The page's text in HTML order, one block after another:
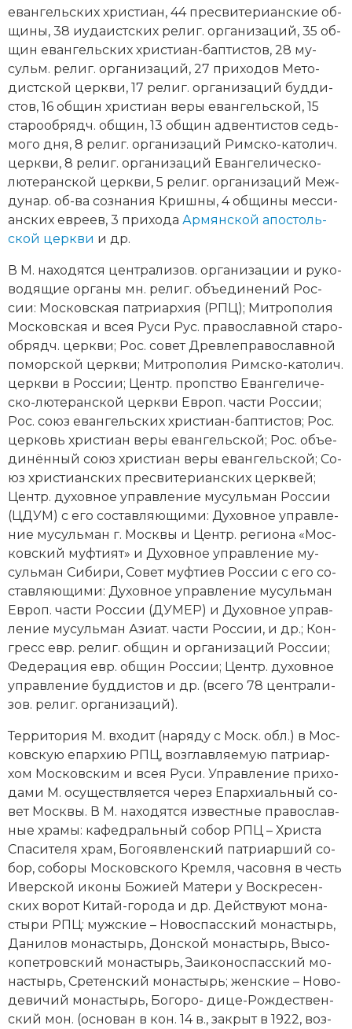
еван­гель­ских хри­сти­ан, 44 пре­сви­те­ри­ан­ские об­
щи­ны, 38 иуда­ист­ских ре­лиг. ор­га­ни­за­ций, 35 об­
щин еван­гель­ских хри­сти­ан-бап­ти­стов, 28 му­
сульм. ре­лиг. ор­га­ни­за­ций, 27 при­хо­дов Ме­то­
дист­ской церк­ви, 17 ре­лиг. ор­га­ни­за­ций буд­ди­
стов, 16 об­щин хри­сти­ан ве­ры еван­гель­ской, 15
ста­ро­об­рядч. об­щин, 13 об­щин ад­вен­ти­стов седь­
мо­го дня, 8 ре­лиг. ор­га­ни­за­ций Рим­ско-ка­то­лич.
церк­ви, 8 ре­лиг. ор­га­ни­за­ций Еван­ге­ли­чес­ко-
лю­те­ран­ской церк­ви, 5 ре­лиг. ор­га­ни­за­ций Меж­
ду­нар. об-ва со­зна­ния Криш­ны, 4 об­щи­ны мес­си­
ан­ских ев­ре­ев, 3 при­хо­да Ар­мян­ской апос­толь­
ской церк­ви и др.
В М. на­хо­дят­ся цен­тра­ли­зов. ор­га­ни­за­ции и ру­ко­
во­дя­щие ор­га­ны мн. ре­лиг. объ­е­ди­не­ний Рос­
сии: Мо­с­ков­ская пат­ри­ар­хия (РПЦ); Ми­тро­по­лия
Мо­с­ков­ская и всея Ру­си Рус. пра­во­слав­ной ста­ро­
об­рядч. церк­ви; Рос. со­вет Древ­ле­пра­во­слав­ной
по­мор­ской церк­ви; Ми­тро­по­лия Рим­ско-ка­то­лич.
церк­ви в Рос­сии; Центр. про­пство Еван­ге­ли­че­
ско-лю­те­ран­ской церк­ви Ев­роп. час­ти Рос­сии;
Рос. со­юз еван­гель­ских хри­сти­ан-бап­ти­стов; Рос.
цер­ковь хри­сти­ан ве­ры еван­гель­ской; Рос. объ­е­
ди­нён­ный со­юз хри­сти­ан ве­ры еван­гель­ской; Со­
юз хри­сти­ан­ских пре­сви­те­ри­ан­ских церк­вей;
Центр. ду­хов­ное уп­рав­ле­ние му­суль­ман Рос­сии
(ЦДУМ) с его со­став­ляю­щи­ми: Ду­хов­ное уп­рав­ле­
ние му­суль­ман г. Мо­ск­вы и Центр. ре­гио­на «Мос­
ков­ский муф­ти­ят» и Ду­хов­ное уп­рав­ле­ние му­
суль­ман Си­би­ри, Со­вет муф­ти­ев Рос­сии с его со­
став­ляю­щи­ми: Ду­хов­ное уп­рав­ле­ние му­суль­ман
Ев­роп. ча­сти Рос­сии (ДУМЕР) и Ду­хов­ное уп­рав­
ле­ние му­суль­ман Азиат. ча­сти Рос­сии, и др.; Кон­
гресс евр. ре­лиг. об­щин и ор­га­ни­за­ций Рос­сии;
Фе­де­ра­ция евр. об­щин Рос­сии; Центр. ду­хов­ное
управ­ле­ние буд­ди­стов и др. (все­го 78 цен­тра­ли­
зов. ре­лиг. ор­га­ни­за­ций).
Тер­ри­то­рия М. вхо­дит (на­ря­ду с Моск. обл.) в Мо­с­
ков­скую епар­хию РПЦ, воз­глав­ляе­мую пат­ри­ар­
хом Мо­с­ков­ским и всея Ру­си. Управ­ле­ние при­хо­
да­ми М. осу­ще­ст­в­ля­ет­ся че­рез Епар­хи­аль­ный со­
вет Мо­ск­вы. В М. на­хо­дят­ся из­вест­ные пра­во­слав­
ные хра­мы: ка­фед­раль­ный со­бор РПЦ – Хри­ста
Спа­си­те­ля храм, Бо­го­яв­лен­ский пат­ри­ар­ший со­
бор, со­бо­ры Мо­с­ков­ско­го Крем­ля, ча­сов­ня в честь
Ивер­ской ико­ны Бо­жи­ей Ма­те­ри у Вос­кре­сен­
ских во­рот Ки­тай-го­ро­да и др. Дей­ст­ву­ют мо­на­
сты­ри РПЦ: муж­ские – Но­во­спас­ский мо­на­стырь,
Да­ни­лов мо­на­стырь, Дон­ской мо­на­стырь, Вы­со­
ко­пет­ров­ский мо­на­стырь, Заи­ко­нос­пас­ский мо­
на­стырь, Сре­тен­ский мо­на­стырь; жен­ские – Но­во­
де­ви­чий мо­на­стырь, Бо­го­ро- дице-Ро­ж­де­ст­вен­
ский мон. (ос­но­ван в кон. 14 в., за­крыт в 1922, воз­